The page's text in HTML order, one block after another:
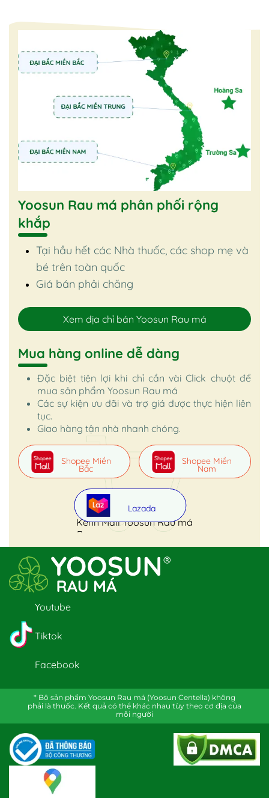
Yoosun Rau má phân phối rộng
khắp
Tại hầu hết các Nhà thuốc, các shop mẹ và
bé trên toàn quốc
Giá bán phải chăng
Xem địa chỉ bán Yoosun Rau má
Mua hàng online dễ dàng
Đặc biệt tiện lợi khi chỉ cần vài Click chuột để
mua sản phẩm Yoosun Rau má
Các sự kiện ưu đãi và trợ giá được thực hiện liên
tục.
Giao hàng tận nhà nhanh chóng.
Kênh Mall Yoosun Rau má
Shopee Miền
Bắc
Shopee Miền
Nam
Lazada
Youtube
Tiktok
Facebook
* Bộ sản phẩm Yoosun Rau má (Yoosun Centella) không
phải là thuốc. Kết quả có thể khác nhau tùy theo cơ địa của
mỗi người